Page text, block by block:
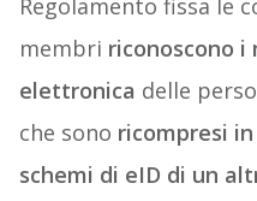
Regolamento fissa le
membri riconoscono
elettronica delle
che sono ricompresi
schemi di eID di un